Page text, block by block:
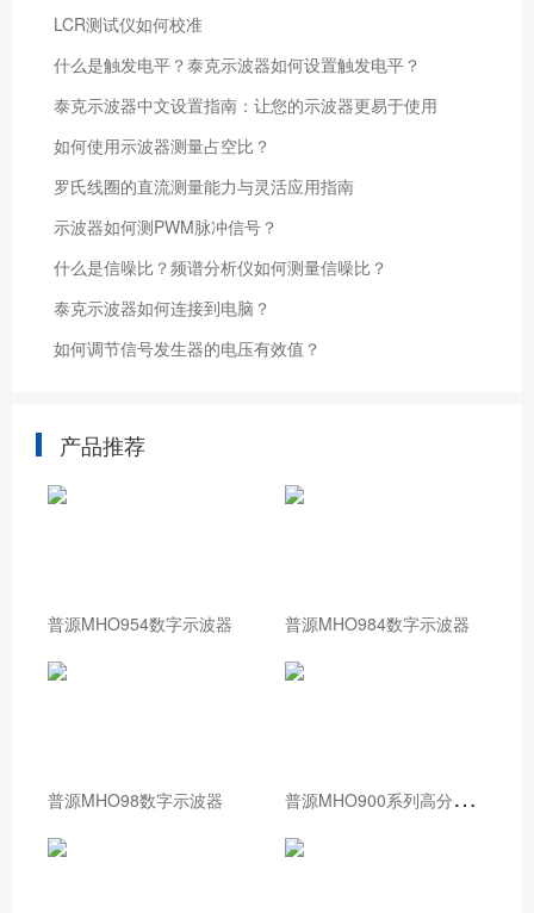
LCR测试仪如何校准
什么是触发电平？泰克示波器如何设置触发电平？
泰克示波器中文设置指南：让您的示波器更易于使用
如何使用示波器测量占空比？
罗氏线圈的直流测量能力与灵活应用指南
示波器如何测PWM脉冲信号？
什么是信噪比？频谱分析仪如何测量信噪比？
泰克示波器如何连接到电脑？
如何调节信号发生器的电压有效值？
产品推荐
普源MHO954数字示波器 普源MHO984数字示波器
普源MHO98数字示波器 普
源MHO900系列高分辨率数字示波器